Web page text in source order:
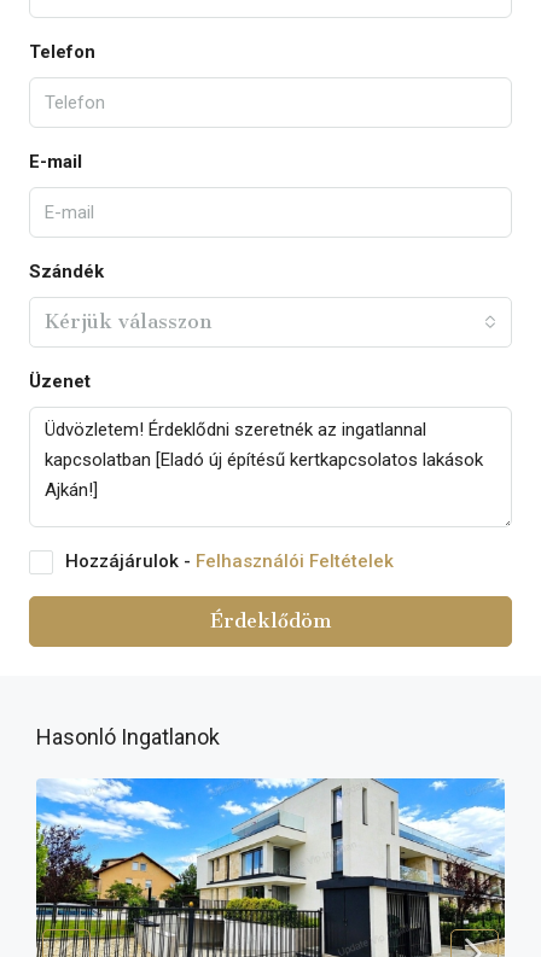
Telefon
E-mail
Szándék
Kérjük válasszon
Üzenet
Hozzájárulok - Felhasználói Feltételek
Érdeklődöm
Hasonló Ingatlanok